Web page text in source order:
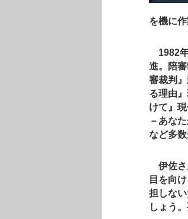
を機に
1982年
進。陪
審裁判
る理由
けて』
－あな
など多数
伊佐さ
目を向
担しな
しょう